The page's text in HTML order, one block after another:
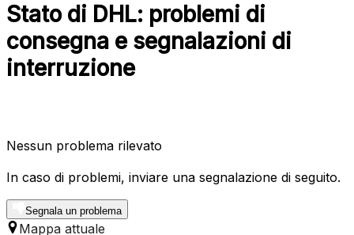
Stato di DHL: problemi di
consegna e segnalazioni di
interruzione
Nessun problema rilevato
In caso di problemi, inviare una segnalazione di seguito.
Segnala un problema
Mappa attuale